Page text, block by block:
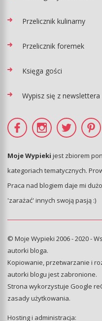
Przelicznik kulinarny
Przelicznik foremek
Księga gości
Wypisz się z newslettera
Moje Wypieki jest zbiorem
kategoriach tematycznych.
Praca nad blogiem daje mi
'zarażać' innych swoją pasją :)
© Moje Wypieki 2006 - 2020 -
autorki bloga.
Kopiowanie, przetwarzanie i
autorki blogu jest zabronione.
Strona wykorzystuje Google
zasady użytkowania.
Hosting i administracja: